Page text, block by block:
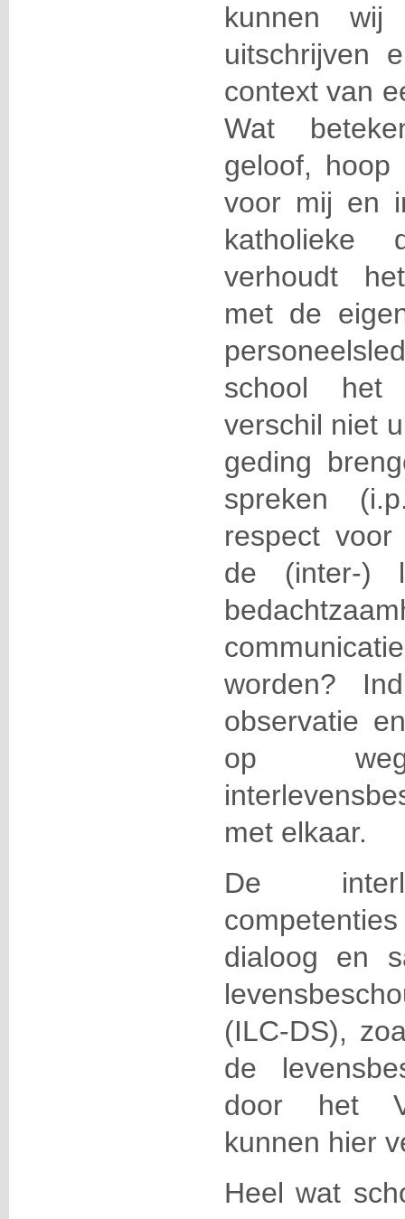
kunnen
uitschrijven
context van
Wat
geloof, hoop
voor mij en
katholieke
verhoudt
met de
school het
verschil niet
geding
spreken
respect
de (inter-)
worden?
observatie
op
met elkaar.
De
dialoog en
(ILC-DS),
de
door het
kunnen hier
Heel wat